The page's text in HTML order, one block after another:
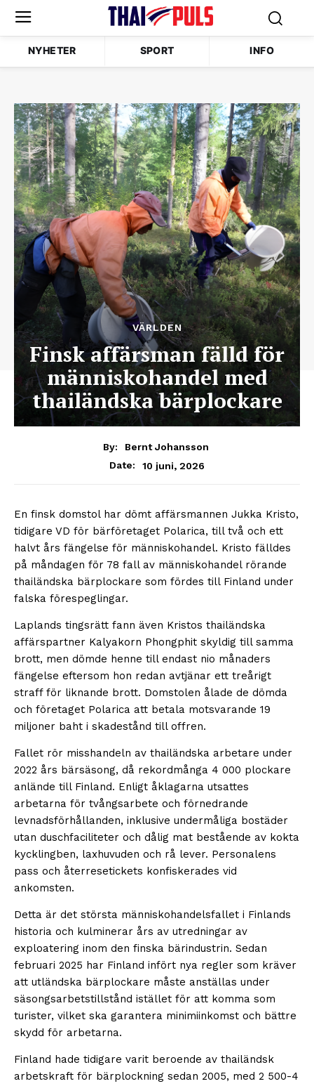
NYHETER SPORT INFO
VÄRLDEN
Finsk affärsman fälld för
människohandel med
thailändska bärplockare
By:
Bernt Johansson
Date:
10 juni, 2026
En finsk domstol har dömt affärsmannen Jukka Kristo,
tidigare VD för bärföretaget Polarica, till två och ett
halvt års fängelse för människohandel. Kristo fälldes
på måndagen för 78 fall av människohandel rörande
thailändska bärplockare som fördes till Finland under
falska förespeglingar.
Laplands tingsrätt fann även Kristos thailändska
affärspartner Kalyakorn Phongphit skyldig till samma
brott, men dömde henne till endast nio månaders
fängelse eftersom hon redan avtjänar ett treårigt
straff för liknande brott. Domstolen ålade de dömda
och företaget Polarica att betala motsvarande 19
miljoner baht i skadestånd till offren.
Fallet rör misshandeln av thailändska arbetare under
2022 års bärsäsong, då rekordmånga 4 000 plockare
anlände till Finland. Enligt åklagarna utsattes
arbetarna för tvångsarbete och förnedrande
levnadsförhållanden, inklusive undermåliga bostäder
utan duschfaciliteter och dålig mat bestående av kokta
kycklingben, laxhuvuden och rå lever. Personalens
pass och återresetickets konfiskerades vid
ankomsten.
Detta är det största människohandelsfallet i Finlands
historia och kulminerar års av utredningar av
exploatering inom den finska bärindustrin. Sedan
februari 2025 har Finland infört nya regler som kräver
att utländska bärplockare måste anställas under
säsongsarbetstillstånd istället för att komma som
turister, vilket ska garantera minimiinkomst och bättre
skydd för arbetarna.
Finland hade tidigare varit beroende av thailändsk
arbetskraft för bärplockning sedan 2005, med 2 500-4